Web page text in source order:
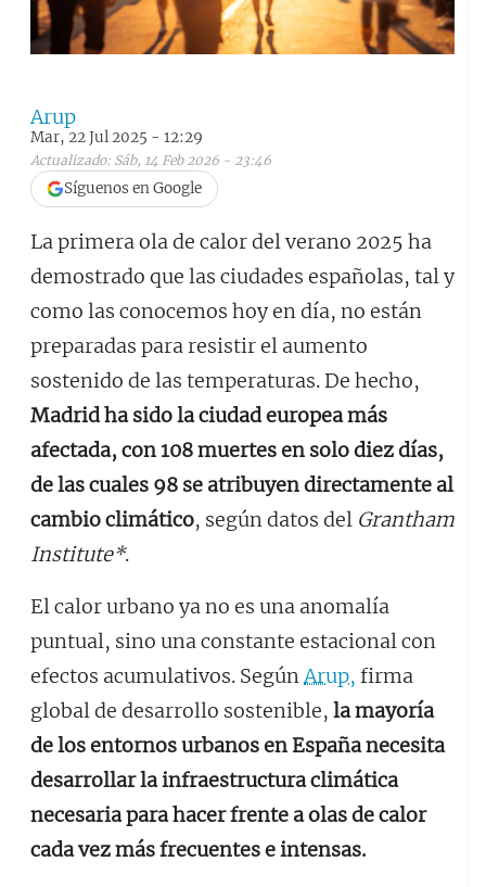
Arup
Mar, 22 Jul 2025 - 12:29
Actualizado: Sáb, 14 Feb 2026 - 23:46
Síguenos en Google
La primera ola de calor del verano 2025 ha
demostrado que las ciudades españolas, tal y
como las conocemos hoy en día, no están
preparadas para resistir el aumento
sostenido de las temperaturas. De hecho,
Madrid ha sido la ciudad europea más
afectada, con 108 muertes en solo diez días,
de las cuales 98 se atribuyen directamente al
cambio climático, según datos del Grantham
Institute*.
El calor urbano ya no es una anomalía
puntual, sino una constante estacional con
efectos acumulativos. SegúnArup, firma
global de desarrollo sostenible, la mayoría
de los entornos urbanos en España necesita
desarrollar la infraestructura climática
necesaria para hacer frente a olas de calor
cada vez más frecuentes e intensas.